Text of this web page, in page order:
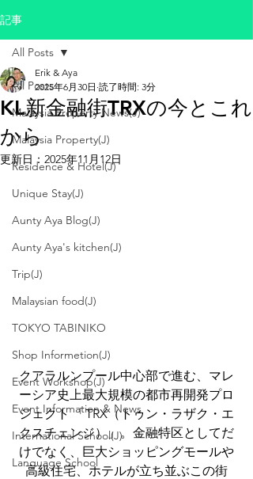
記事
All Posts
Malaysia Property News(J)
Malaysia Property(J)
Residence & Hotel(J)
Unique Stay(J)
Aunty Aya Blog(J)
Aunty Aya's kitchen(J)
Trip(J)
Malaysian food(J)
TOKYO TABINIKO
Shop Informetion(J)
Event Workshop(J)
Event Information & News
International School(J)
Language School
All Posts
KL新金融街TRXの今とこれ
から
Erik & Aya
2025年6月30日 読了時間: 3分
更新日： 2025年11月12日
クアラルンプール中心部で進む、マレ
ーシア史上最大規模の都市再開発プロ
ジェクト 「TRX（トゥン・ラザク・エ
クスチェンジ）」。金融特区としてだ
けでなく、巨大ショッピングモールや
高級住宅、ホテルが立ち並ぶこの街